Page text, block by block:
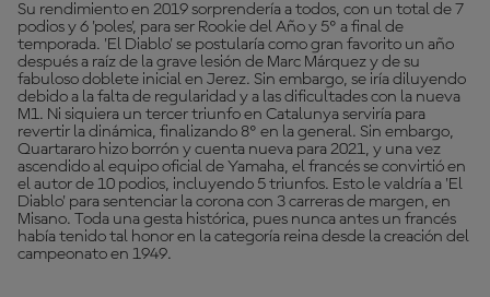
Su rendimiento en 2019 sorprendería a todos, con un total de 7
podios y 6 'poles', para ser Rookie del Año y 5º a final de
temporada. 'El Diablo' se postularía como gran favorito un año
después a raíz de la grave lesión de Marc Márquez y de su
fabuloso doblete inicial en Jerez. Sin embargo, se iría diluyendo
debido a la falta de regularidad y a las dificultades con la nueva
M1. Ni siquiera un tercer triunfo en Catalunya serviría para
revertir la dinámica, finalizando 8º en la general. Sin embargo,
Quartararo hizo borrón y cuenta nueva para 2021, y una vez
ascendido al equipo oficial de Yamaha, el francés se convirtió en
el autor de 10 podios, incluyendo 5 triunfos. Esto le valdría a 'El
Diablo' para sentenciar la corona con 3 carreras de margen, en
Misano. Toda una gesta histórica, pues nunca antes un francés
había tenido tal honor en la categoría reina desde la creación del
campeonato en 1949.